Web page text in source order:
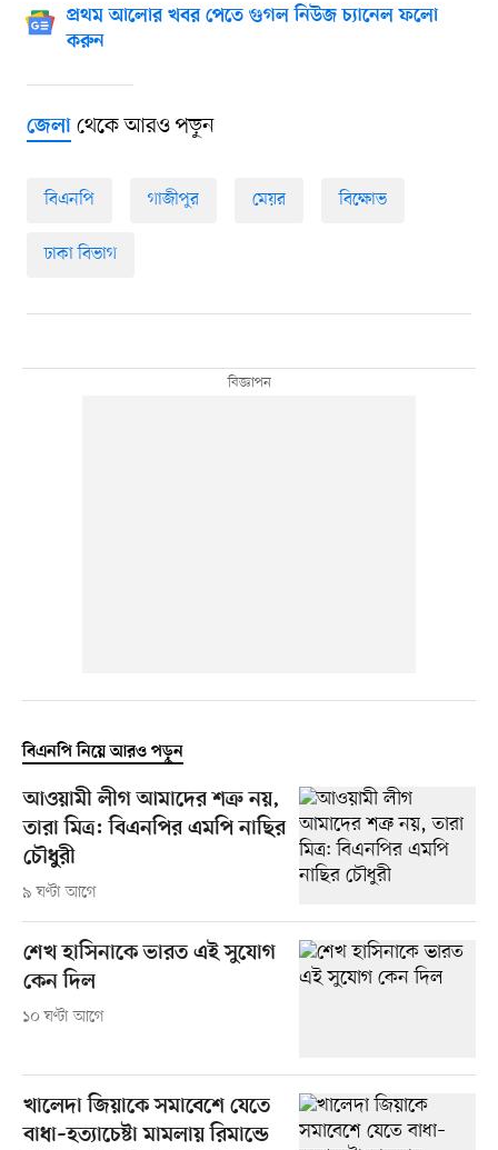
প্রথম আলোর খবর পেতে গুগল নিউজ চ্যানেল ফলো
করুন
জেলাথেকে আরও পড়ুন
বিএনপি গাজীপুর মেয়র বিক্ষোভ
ঢাকা বিভাগ
বিএনপি নিয়ে আরও পড়ুন
আওয়ামী লীগ আমাদের শত্রু নয়,
তারা মিত্র: বিএনপির এমপি নাছির
চৌধুরী
৯ ঘণ্টা আগে
শেখ হাসিনাকে ভারত এই সুযোগ
কেন দিল
১০ ঘণ্টা আগে
খালেদা জিয়াকে সমাবেশে যেতে
বাধা–হত্যাচেষ্টা মামলায় রিমান্ডে